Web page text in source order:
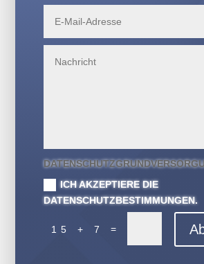
ICH AKZEPTIERE DIE
DATENSCHUTZBESTIMMUNGEN.
15 + 7 =